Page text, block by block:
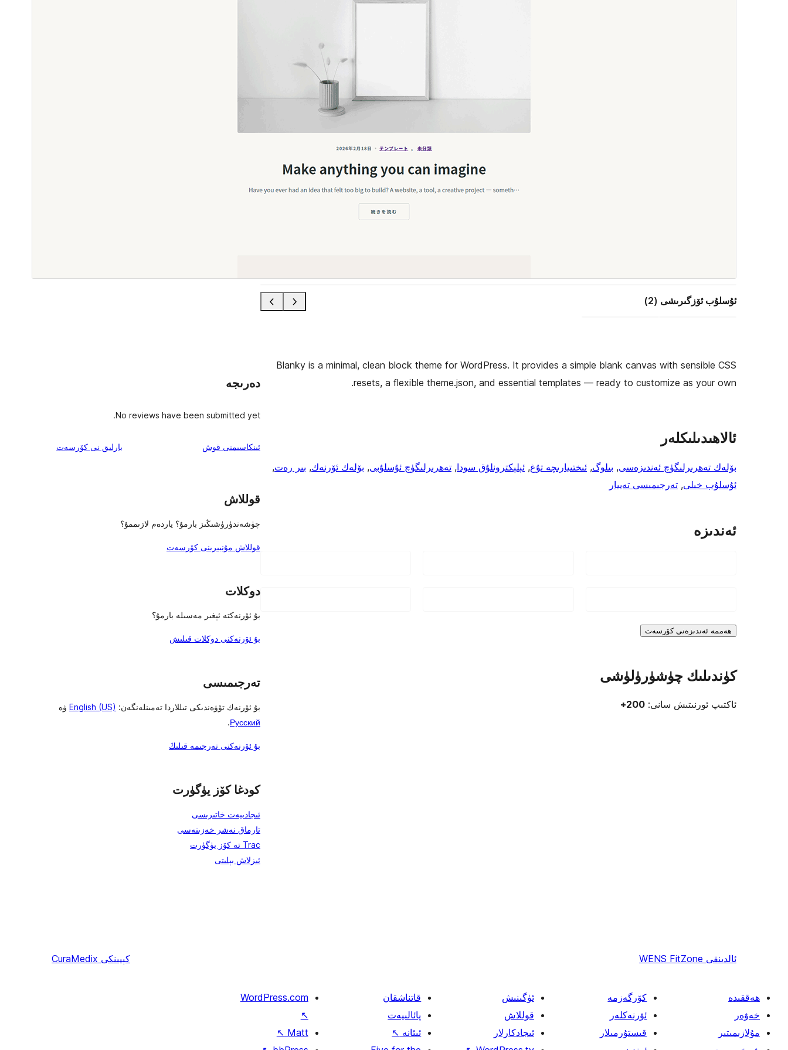
ئۇسلۇب ئۆزگىرىشى (2)
Blanky is a minimal, clean block theme for WordPress. It provides a simple blank canvas with sensible CSS
resets, a flexible theme.json, and essential templates — ready to customize as your own.
ئالاھىدىلىكلەر
بۆلەك تەھرىرلىگۈچ ئەندىزەسى, بىلوگ, ئىختىيارىچە تۇغ, ئېلېكترونلۇق سودا, تەھرىرلىگۈچ ئۇسلۇبى, بۆلەك ئۆرنەك, بىر رەت,
ئۇسلۇب خىلى, تەرجىمىسى تەييار
ئەندىزە
ھەممە ئەندىزەنى كۆرسەت
كۈندىلىك چۈشۈرۈلۈشى
ئاكتىپ ئورنىتىش سانى: 200+
دەرىجە
No reviews have been submitted yet.
ئىنكاسىمنى قوش بارلىق ئىنكاس
نى كۆرسەت
قوللاش
چۈشەندۈرۈشىڭىز بارمۇ؟ ياردەم لازىممۇ؟
قوللاش مۇنبىرىنى كۆرسەت
دوكلات
بۇ ئۆرنەكتە ئېغىر مەسىلە بارمۇ؟
بۇ ئۆرنەكنى دوكلات قىلىش
تەرجىمىسى
بۇ ئۆرنەك تۆۋەندىكى تىللاردا تەمىنلەنگەن: English (US) ۋە
Русский
.
بۇ ئۆرنەكنى تەرجىمە قىلىڭ
كودغا كۆز يۈگۈرت
ئىجادىيەت خاتىرىسى
تارماق نەشر خەزىنەسى
Trac تە كۆز يۈگۈرت
ئىزلاش بېلىتى
ئالدىنقى WENS FitZone كېيىنكى CuraMedix
ھەققىدە
خەۋەر
مۇلازىمىتىر
كۆرگەزمە
ئۆرنەكلەر
قىستۇرمىلار
ئۈگىنىش
قوللاش
ئىجادكارلار
قاتناشقان
پائالىيەت
ئىئانە ↖
WordPress.com
↖
Matt
↖